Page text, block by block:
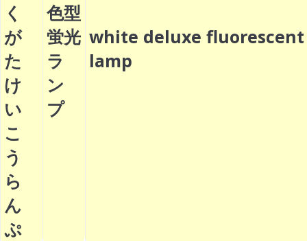
く
が
た
け
い
こ
う
ら
ん
ぷ
色型
蛍光
ラ
ン
プ
white deluxe fluorescent
lamp